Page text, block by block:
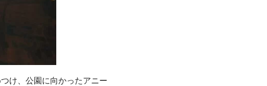
け、公園に向かったアニー